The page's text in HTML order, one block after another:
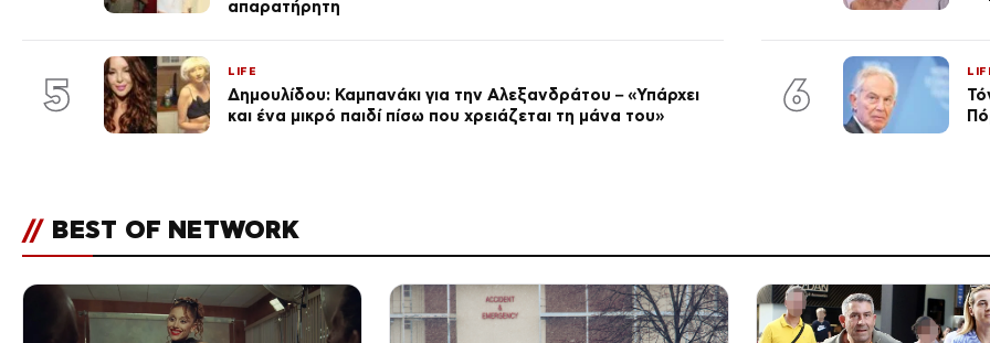
απαρατήρητη
5 LIFE
Δημουλίδου: Καμπανάκι για την Αλεξανδράτου – «Υπάρχει
και ένα μικρό παιδί πίσω που χρειάζεται τη μάνα του»
6
// BEST OF NETWORK